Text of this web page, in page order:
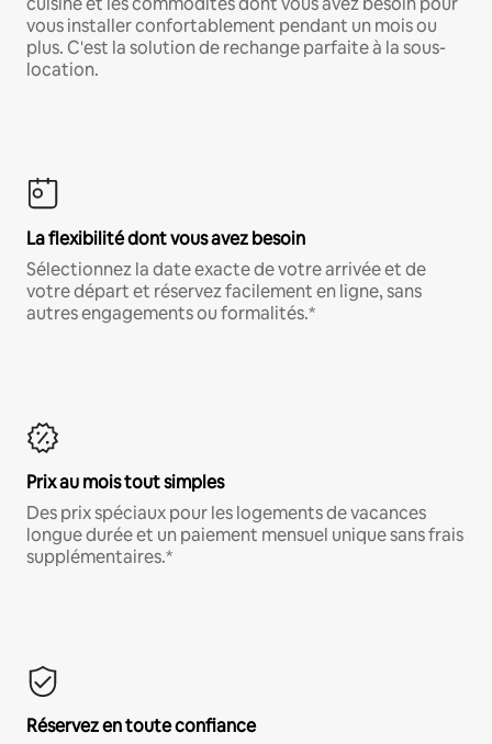
vous installer confortablement pendant un mois ou
plus. C'est la solution de rechange parfaite à la sous-
location.
La flexibilité dont vous avez besoin
Sélectionnez la date exacte de votre arrivée et de
votre départ et réservez facilement en ligne, sans
autres engagements ou formalités.*
Prix au mois tout simples
Des prix spéciaux pour les logements de vacances
longue durée et un paiement mensuel unique sans frais
supplémentaires.*
Réservez en toute confiance